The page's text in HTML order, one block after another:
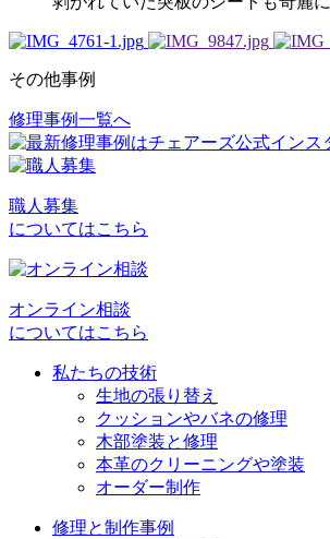
その他事例
投
稿
ナ
ビ
ゲ
ー
シ
修理事例一覧へ
職人募集
についてはこちら
オンライン相談
についてはこちら
私たちの技術
生地の張り替え
クッションやバネの修理
木部塗装と修理
本革のクリーニングや塗装
オーダー制作
修理と制作事例